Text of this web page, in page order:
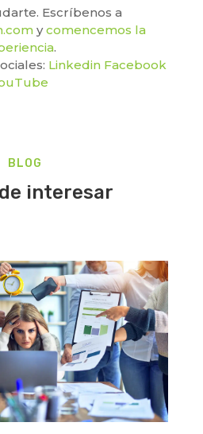
Escríbenos a
ycomencemos la
.
Linkedin Facebook
e
BLOG
interesar